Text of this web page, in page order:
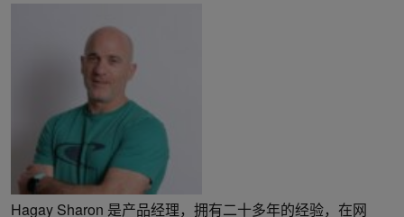
Hagay Sharon 是产品经理，拥有二十多年的经验，在网